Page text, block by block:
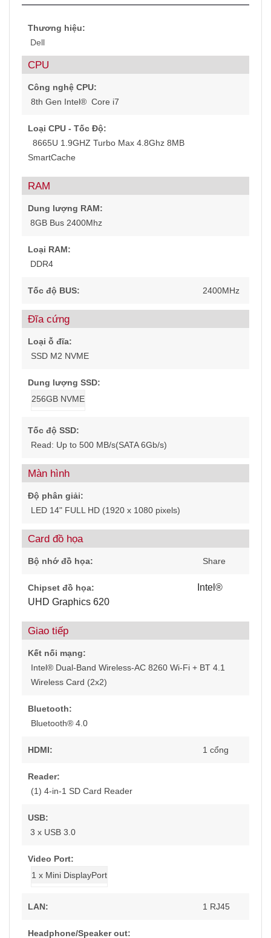
Thương hiệu:
Dell
CPU
Công nghệ CPU:
8th Gen Intel® Core i7
Loại CPU - Tốc Độ:
8665U 1.9GHZ Turbo Max 4.8Ghz 8MB
SmartCache
RAM
Dung lượng RAM:
8GB Bus 2400Mhz
Loại RAM:
DDR4
Tốc độ BUS: 2400MHz
Đĩa cứng
Loại ỗ đĩa:
SSD M2 NVME
Dung lượng SSD:
256GB NVME
Tốc độ SSD:
Read: Up to 500 MB/s(SATA 6Gb/s)
Màn hình
Độ phân giải:
LED 14" FULL HD (1920 x 1080 pixels)
Card đồ họa
Bộ nhớ đồ họa: Share
Chipset đồ họa:
Intel®
UHD Graphics 620
Giao tiếp
Kết nối mạng:
Intel® Dual-Band Wireless-AC 8260 Wi-Fi + BT 4.1
Wireless Card (2x2)
Bluetooth:
Bluetooth® 4.0
HDMI: 1 cổng
Reader:
(1) 4-in-1 SD Card Reader
USB:
3 x USB 3.0
Video Port:
1 x Mini DisplayPort
LAN: 1 RJ45
Headphone/Speaker out: